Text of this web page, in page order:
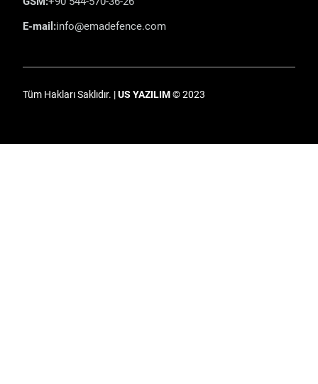
E-mail:info@emadefence.com
Tüm Hakları Saklıdır. |US YAZILIM© 2023